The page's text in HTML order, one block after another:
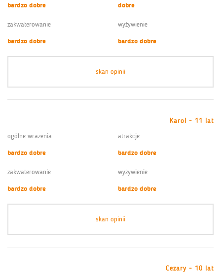
bardzo dobre
dobre
zakwaterowanie
bardzo dobre
wyżywienie
bardzo dobre
skan opinii
Karol - 11 lat
ogólne wrażenia
bardzo dobre
atrakcje
bardzo dobre
zakwaterowanie
bardzo dobre
wyżywienie
bardzo dobre
skan opinii
Cezary - 10 lat